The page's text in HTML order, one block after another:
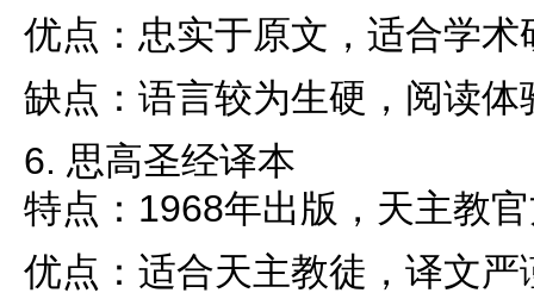
优点：忠实于原文，适合学术
缺点：语言较为生硬，阅读
6. 思高圣经译本
特点：1968年出版，天主教
优点：适合天主教徒，译文严